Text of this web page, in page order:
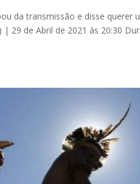
da transmissão e disse querer
29 de Abril de 2021 às 20:30